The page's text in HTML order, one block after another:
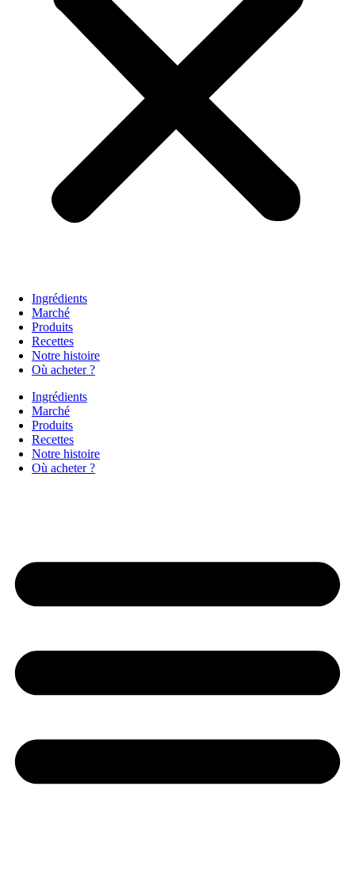
Ingrédients
Marché
Produits
Recettes
Notre histoire
Où acheter ?
Ingrédients
Marché
Produits
Recettes
Notre histoire
Où acheter ?